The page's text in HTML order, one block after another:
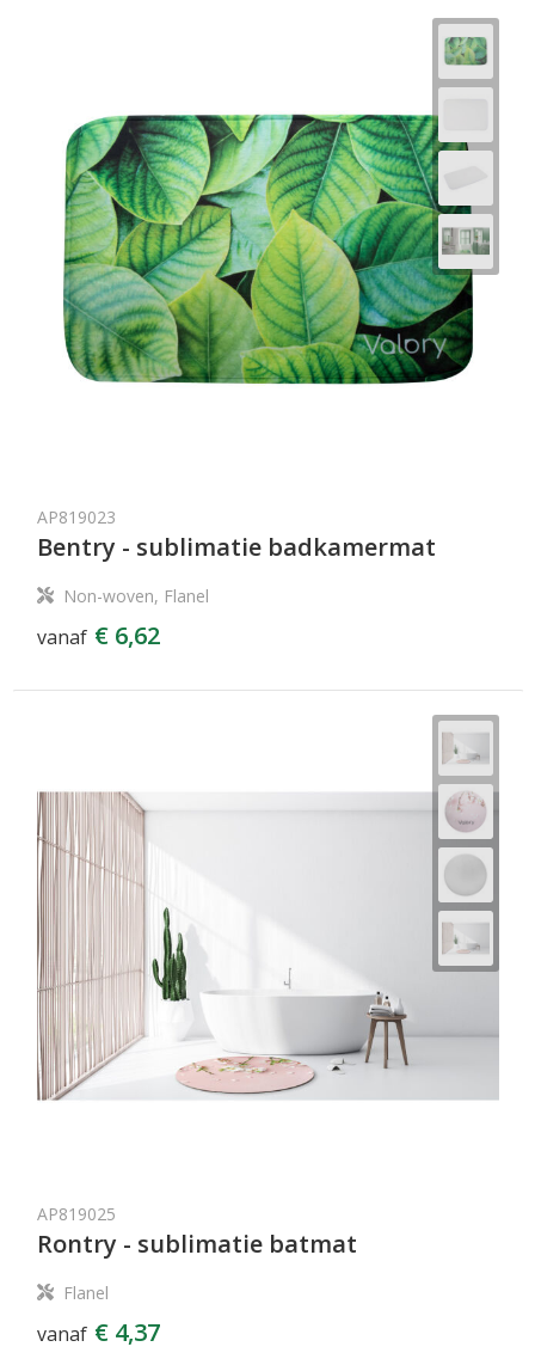
AP819023
Bentry - sublimatie badkamermat
Non-woven, Flanel
vanaf € 6,62
AP819025
Rontry - sublimatie batmat
Flanel
vanaf € 4,37